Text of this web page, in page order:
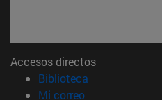
Accesos directos
Biblioteca
Mi correo(abre en nueva